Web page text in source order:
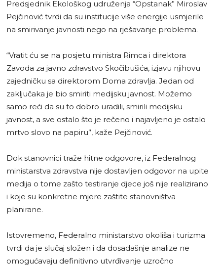
Predsjednik Ekološkog udruženja “Opstanak” Miroslav
Pejčinović tvrdi da su institucije više energije usmjerile
na smirivanje javnosti nego na rješavanje problema.
“Vratit ću se na posjetu ministra Rimca i direktora
Zavoda za javno zdravstvo Skočibušića, izjavu njihovu
zajedničku sa direktorom Doma zdravlja. Jedan od
zaključaka je bio smiriti medijsku javnost. Možemo
samo reći da su to dobro uradili, smirili medijsku
javnost, a sve ostalo što je rečeno i najavljeno je ostalo
mrtvo slovo na papiru”, kaže Pejčinović.
Dok stanovnici traže hitne odgovore, iz Federalnog
ministarstva zdravstva nije dostavljen odgovor na upite
medija o tome zašto testiranje djece još nije realizirano
i koje su konkretne mjere zaštite stanovništva
planirane.
Istovremeno, Federalno ministarstvo okoliša i turizma
tvrdi da je slučaj složen i da dosadašnje analize ne
omogućavaju definitivno utvrđivanje uzročno